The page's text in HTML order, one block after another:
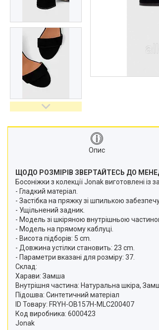
Опис
ЩОДО РОЗМІРІВ ЗВЕРТАЙТЕСЬ ДО
Босоніжки з колекції Jonak виготовлені
- Гладкий матеріал.
- Застібка на пряжку зі шпилькою
- Ущільнений задник.
- Модель зі шкіряною внутрішньою
- Модель на прямому каблуці.
- Висота підборів: 5 cm.
- Довжина устілки становить: 23 cm.
- Параметри вказані для розміру: 37.
Склад:
Харави: Замша
Внутрішня частина: Натуральна шкіра,
Підошва: Синтетичний матеріал
ID Товару: FRYH-OB157H-MLC200407
Код виробника: 6000423
Jonak